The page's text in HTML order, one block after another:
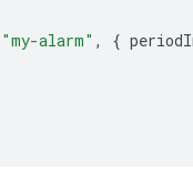
"my-alarm" , {